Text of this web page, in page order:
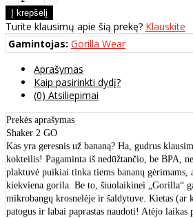
Turite klausimų apie šią prekę? Klauskite
Gamintojas: Gorilla Wear
Aprašymas
Kaip pasirinkti dydį?
(0) Atsiliepimai
Prekės aprašymas
Shaker 2 GO
Kas yra geresnis už bananą? Ha, gudrus
kokteilis! Pagaminta iš nedūžtančio, be BPA,
plaktuvė puikiai tinka tiems bananų gėrimams,
kiekviena gorila. Be to, šiuolaikinei „Gorilla“
mikrobangų krosnelėje ir šaldytuve. Kietas (ar
patogus ir labai paprastas naudoti! Atėjo laikas